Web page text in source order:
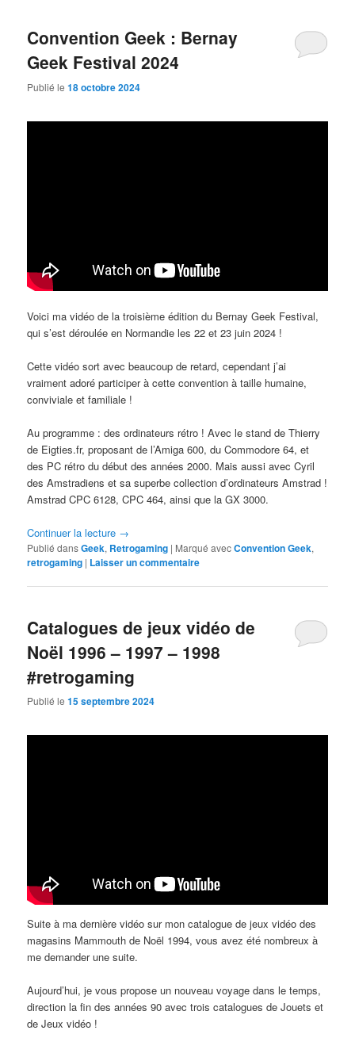
Convention Geek : Bernay
Geek Festival 2024
Publié le18 octobre 2024
Voici ma vidéo de la troisième édition du Bernay Geek Festival,
qui s’est déroulée en Normandie les 22 et 23 juin 2024 !
Cette vidéo sort avec beaucoup de retard, cependant j’ai
vraiment adoré participer à cette convention à taille humaine,
conviviale et familiale !
Au programme : des ordinateurs rétro ! Avec le stand de Thierry
de Eigties.fr, proposant de l’Amiga 600, du Commodore 64, et
des PC rétro du début des années 2000. Mais aussi avec Cyril
des Amstradiens et sa superbe collection d’ordinateurs Amstrad !
Amstrad CPC 6128, CPC 464, ainsi que la GX 3000.
Continuer la lecture →
Publié dansGeek, Retrogaming | Marqué avecConvention Geek,
retrogaming | Laisser un commentaire
Catalogues de jeux vidéo de
Noël 1996 – 1997 – 1998
#retrogaming
Publié le15 septembre 2024
Suite à ma dernière vidéo sur mon catalogue de jeux vidéo des
magasins Mammouth de Noël 1994, vous avez été nombreux à
me demander une suite.
Aujourd’hui, je vous propose un nouveau voyage dans le temps,
direction la fin des années 90 avec trois catalogues de Jouets et
de Jeux vidéo !